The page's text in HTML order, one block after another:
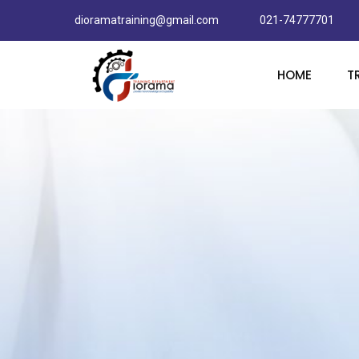
dioramatraining@gmail.com 021-74777701
HOME